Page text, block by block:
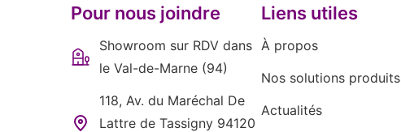
Pour nous joindre
Showroom sur RDV dans
le Val-de-Marne (94)
118, Av. du Maréchal De
Lattre de Tassigny 94120
Liens utiles
À propos
Nos solutions produits
Actualités